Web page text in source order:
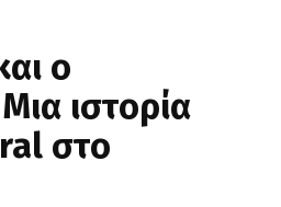
ο
ιστορία
στο